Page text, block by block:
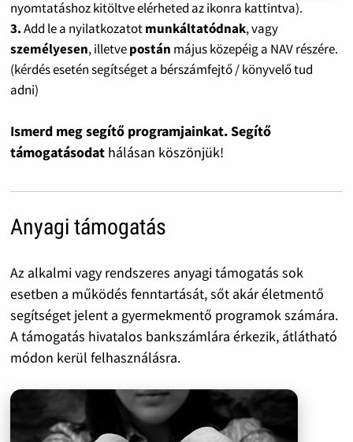
nyomtatáshoz kitöltve elérheted az ikonra kattintva).
3.Add le a nyilatkozatotmunkáltatódnak, vagy
személyesen, illetvepostán május közepéig a NAV részére.
(kérdés esetén segítséget a bérszámfejtő / könyvelő tud
adni)
Ismerd meg segítő programjainkat. Segítő
támogatásodat hálásan köszönjük!
Anyagi támogatás
Az alkalmi vagy rendszeres anyagi támogatás sok
esetben a működés fenntartását, sőt akár életmentő
segítséget jelent a gyermekmentő programok számára.
A támogatás hivatalos bankszámlára érkezik, átlátható
módon kerül felhasználásra.